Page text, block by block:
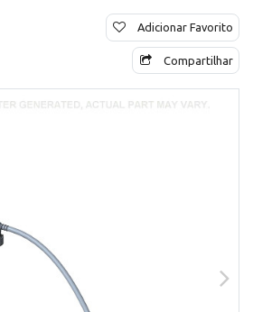
Adicionar Favorito
Compartilhar